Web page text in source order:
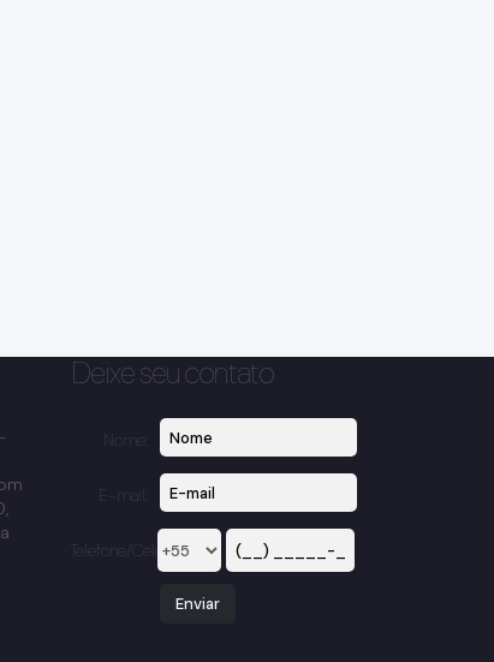
,
Deixe seu contato
Nome:
E-mail:
Telefone/Celular: